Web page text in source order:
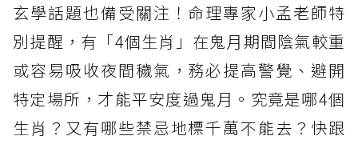
玄學話題也備受關注！命理專家小孟老師特
別提醒，有「4個生肖」在鬼月期間陰氣較重
或容易吸收夜間穢氣，務必提高警覺、避開
特定場所，才能平安度過鬼月。究竟是哪4個
生肖？又有哪些禁忌地標千萬不能去？快跟